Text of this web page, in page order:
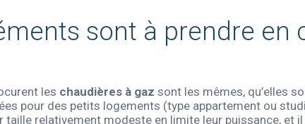
sont à prendre
les chaudières à gaz sont les mêmes, qu’elles
pour des petits logements (type appartement ou
taille relativement modeste en limite leur puissance, et